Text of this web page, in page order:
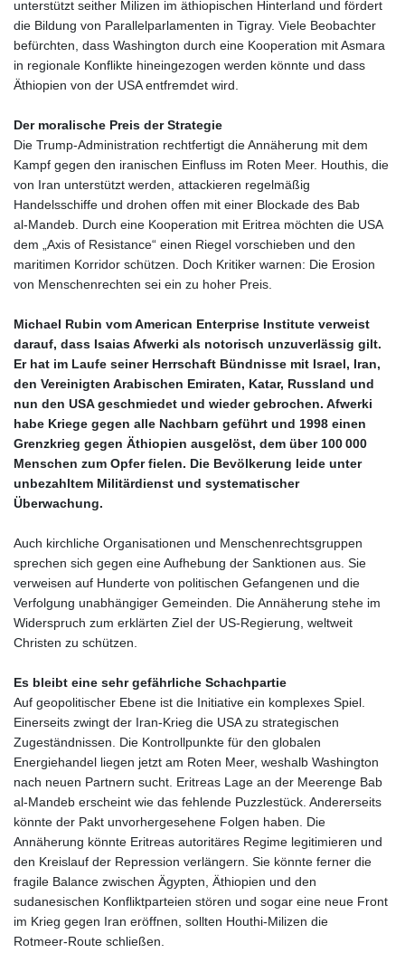
MGA
4982.944983
MKD 61.70777
MMK
2427.596601
MOP 9.34149
MRU 46.349915
MUR 54.396619
MVR 17.862733
MWK
2008.207995
MXN 19.811776
MYR 4.728715
MZN 73.882892
NGN
1577.963717
NIO 42.540713
NOK 10.99759
NPR 176.001898
NZD 1.961547
OMR 0.442559
PAB 1.15598
PEN 3.913564
PKR 321.178758
PLN 4.299905
PYG
6873.802279
QAR 4.213541
RUB 94.679224
RWF
1693.738704
SAR 4.370455
SBD 9.325039
SCR 16.735107
SDG 694.263698
SEK 10.961095
SGD 1.477777
SLE 28.445176
SOS 694.263682
SRD 43.778814
STD
unterstützt seither Milizen im äthiopischen Hinterland und fördert
die Bildung von Parallelparlamenten in Tigray. Viele Beobachter
befürchten, dass Washington durch eine Kooperation mit Asmara
in regionale Konflikte hineingezogen werden könnte und dass
Äthiopien von der USA entfremdet wird.
Der moralische Preis der Strategie
Die Trump‑Administration rechtfertigt die Annäherung mit dem
Kampf gegen den iranischen Einfluss im Roten Meer. Houthis, die
von Iran unterstützt werden, attackieren regelmäßig
Handelsschiffe und drohen offen mit einer Blockade des Bab
al‑Mandeb. Durch eine Kooperation mit Eritrea möchten die USA
dem „Axis of Resistance“ einen Riegel vorschieben und den
maritimen Korridor schützen. Doch Kritiker warnen: Die Erosion
von Menschenrechten sei ein zu hoher Preis.
Michael Rubin vom American Enterprise Institute verweist
darauf, dass Isaias Afwerki als notorisch unzuverlässig gilt.
Er hat im Laufe seiner Herrschaft Bündnisse mit Israel, Iran,
den Vereinigten Arabischen Emiraten, Katar, Russland und
nun den USA geschmiedet und wieder gebrochen. Afwerki
habe Kriege gegen alle Nachbarn geführt und 1998 einen
Grenzkrieg gegen Äthiopien ausgelöst, dem über 100 000
Menschen zum Opfer fielen. Die Bevölkerung leide unter
unbezahltem Militärdienst und systematischer
Überwachung.
Auch kirchliche Organisationen und Menschenrechtsgruppen
sprechen sich gegen eine Aufhebung der Sanktionen aus. Sie
verweisen auf Hunderte von politischen Gefangenen und die
Verfolgung unabhängiger Gemeinden. Die Annäherung stehe im
Widerspruch zum erklärten Ziel der US‑Regierung, weltweit
Christen zu schützen.
Es bleibt eine sehr gefährliche Schachpartie
Auf geopolitischer Ebene ist die Initiative ein komplexes Spiel.
Einerseits zwingt der Iran‑Krieg die USA zu strategischen
Zugeständnissen. Die Kontrollpunkte für den globalen
Energiehandel liegen jetzt am Roten Meer, weshalb Washington
nach neuen Partnern sucht. Eritreas Lage an der Meerenge Bab
al‑Mandeb erscheint wie das fehlende Puzzlestück. Andererseits
könnte der Pakt unvorhergesehene Folgen haben. Die
Annäherung könnte Eritreas autoritäres Regime legitimieren und
den Kreislauf der Repression verlängern. Sie könnte ferner die
fragile Balance zwischen Ägypten, Äthiopien und den
sudanesischen Konfliktparteien stören und sogar eine neue Front
im Krieg gegen Iran eröffnen, sollten Houthi‑Milizen die
Rotmeer‑Route schließen.